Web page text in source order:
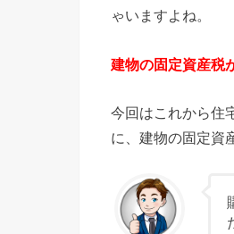
ゃいますよね。
建物の固定資産税
今回はこれから住
に、建物の固定資